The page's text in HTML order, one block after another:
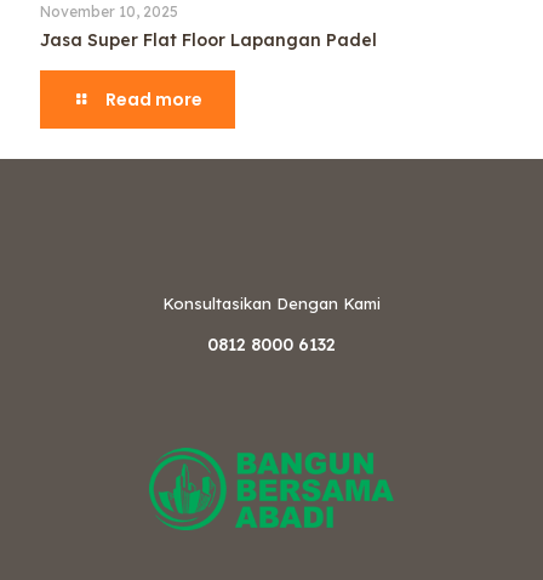
November 10, 2025
Jasa Super Flat Floor Lapangan Padel
Read more
Konsultasikan Dengan Kami
0812 8000 6132